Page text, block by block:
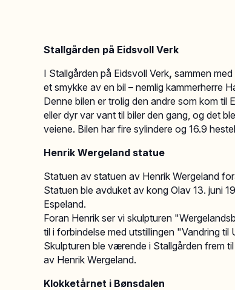
Stallgården på Eidsvoll Verk
I Stallgården på Eidsvoll Verk, sammen
et smykke av en bil – nemlig kammerherre
Denne bilen er trolig den andre som kom
eller dyr var vant til biler den gang, og det
veiene. Bilen har fire sylindere og 16.9
Henrik Wergeland statue
Statuen av statuen av Henrik Wergeland
Statuen ble avduket av kong Olav 13. juni
Espeland.
Foran Henrik ser vi skulpturen
til i forbindelse med utstillingen "Vandring
Skulpturen ble værende i Stallgården frem
av Henrik Wergeland.
Klokketårnet i Bønsdalen